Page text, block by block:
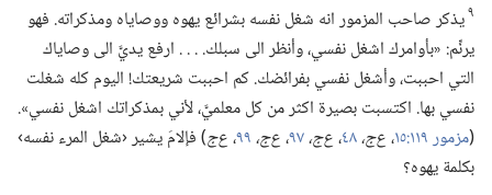
٩يذكر صاحب المزمور انه شغل نفسه بشرائع يهوه ووصاياه ومذكراته.‏ فهو
يرنِّم:‏ «بأوامرك اشغل نفسي،‏ وأنظر الى سبلك.‏ .‏ .‏ .‏ ارفع يديَّ الى وصاياك
التي احببت،‏ وأشغل نفسي بفرائضك.‏ كم احببت شريعتك!‏ اليوم كله شغلت
نفسي بها.‏ اكتسبت بصيرة اكثر من كل معلميَّ،‏ لأني بمذكراتك اشغل نفسي».‏
(‏مزمور ١١٩:‏١٥ ‏،‏ع‌ج،‏٤٨‏،‏ع‌ج،‏٩٧‏،‏ع‌ج،‏٩٩‏،‏ع‌ج‏)‏ فإلامَ يشير ‹شغل المرء نفسه›
بكلمة يهوه؟‏